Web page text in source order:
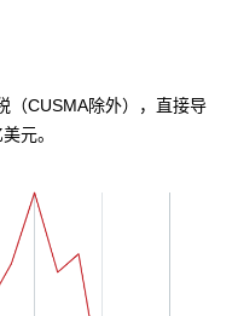
（CUSMA除外），直接导
元。